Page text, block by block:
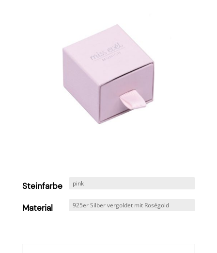
Steinfarbe
Material